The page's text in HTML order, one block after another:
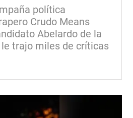
política
Crudo Means
Abelardo de la
le trajo miles de críticas